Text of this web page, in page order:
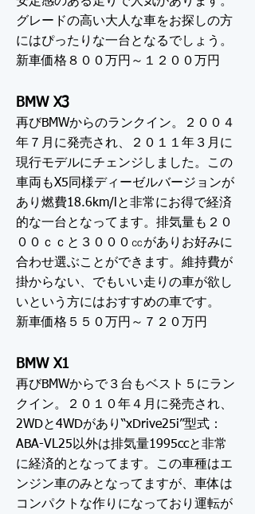
グレードの高い大人な車をお探しの方
にはぴったりな一台となるでしょう。
新車価格８００万円～１２００万円
BMW X3
再びBMWからのランクイン。２００４
年７月に発売され、２０１１年３月に
現行モデルにチェンジしました。この
車両もX5同様ディーゼルバージョンが
あり燃費18.6km/lと非常にお得で経済
的な一台となってます。排気量も２０
００ｃｃと３０００㏄がありお好みに
合わせ選ぶことができます。維持費が
掛からない、でもいい走りの車が欲し
いという方にはおすすめの車です。
新車価格５５０万円～７２０万円
BMW X1
再びBMWからで３台もベスト５にラン
クイン。２０１０年４月に発売され、
2WDと4WDがあり“xDrive25i”型式：
ABA-VL25以外は排気量1995ccと非常
に経済的となってます。この車種はエ
ンジン車のみとなってますが、車体は
コンパクトな作りになっており運転が